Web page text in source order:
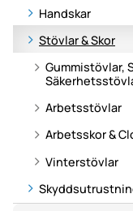
Handskar
Stövlar & Skor
Gummistövlar,
Arbetsstövlar
Arbetsskor &
Vinterstövlar